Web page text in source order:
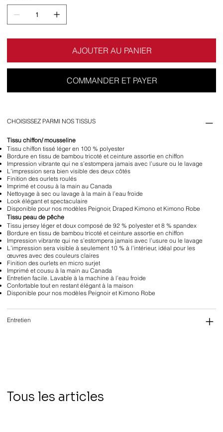
AJOUTER AU PANIER
COMMANDER ET PAYER
CHOISISSEZ PARMI NOS TISSUS
Tissu chiffon/ mousseline
Tissu chiffon tissé léger en 100 % polyester
Bordure en tissu de bambou tricoté et ceinture assortie en chiffon
Impression vibrante qui ne s’estompera jamais avec l’usure ou le lavage
L’impression sera bien visible des deux côtés
Finition des ourlets roulés
Imprimé et cousu à la main au Canada
Nettoyage à sec ou lavage à la main à l’eau froide
Look élégant et spectaculaire
Disponible pour nos modèles Peignoir, Draped Kimono et Kimono Robe
Tissu peau de pêche
Tissu jersey léger et doux composé de 92 % polyester et 8 % spandex
Bordure en tissu de bambou tricoté et ceinture assortie en chiffon
Impression vibrante qui ne s’estompera jamais avec l’usure ou le lavage
L’impression sera visible à seulement 10 % à l’intérieur, idéal pour les
œuvres avec des couleurs claires
Finition des ourlets en micro surjet
Imprimé et cousu à la main au Canada
Entretien facile. Lavable à la machine à l’eau froide
Confortable tout en restant élégant à la maison
Disponible pour nos modèles Peignoir et Kimono Robe
Entretien
Tous les articles